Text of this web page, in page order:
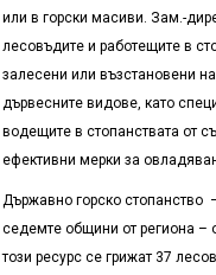
или в горски масиви. Зам.-
лесовъдите и работещите в
залесени или възстановени
дървесните видове, като
водещите в стопанствата от
ефективни мерки за
Държавно горско стопанство
седемте общини от региона –
този ресурс се грижат 37